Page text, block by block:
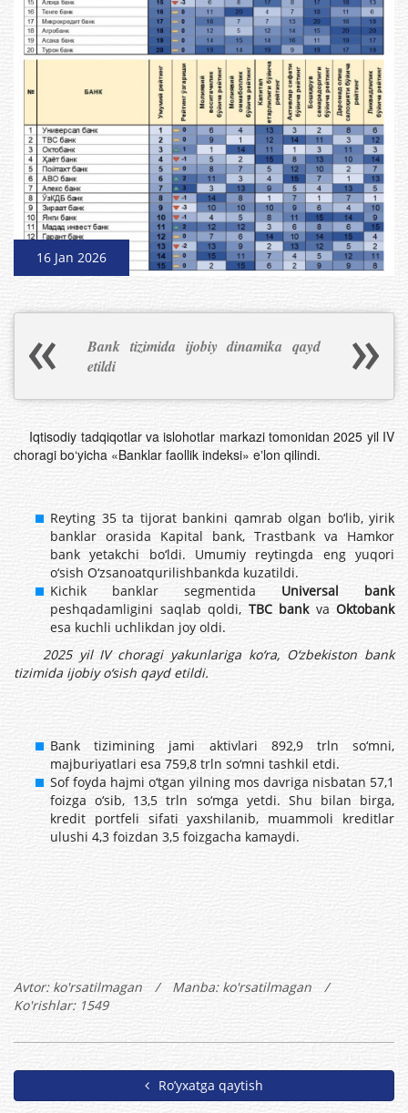
16 Jan 2026
Bank tizimida ijobiy dinamika qayd
etildi
Iqtisodiy tadqiqotlar va islohotlar markazi tomonidan 2025 yil IV
choragi bo‘yicha «Banklar faollik indeksi» eʼlon qilindi.
Reyting 35 ta tijorat bankini qamrab olgan bo‘lib, yirik
banklar orasida Kapital bank, Trastbank va Hamkor
bank yetakchi bo‘ldi. Umumiy reytingda eng yuqori
o‘sish O‘zsanoatqurilishbankda kuzatildi.
Kichik banklar segmentida Universal bank
peshqadamligini saqlab qoldi, TВС bankva Oktobank
esa kuchli uchlikdan joy oldi.
2025 yil IV choragi yakunlariga ko‘ra, O‘zbekiston bank
tizimida ijobiy o‘sish qayd etildi.
Bank tizimining jami aktivlari 892,9 trln so‘mni,
majburiyatlari esa 759,8 trln so‘mni tashkil etdi.
Sof foyda hajmi o‘tgan yilning mos davriga nisbatan 57,1
foizga o‘sib, 13,5 trln so‘mga yetdi. Shu bilan birga,
kredit portfeli sifati yaxshilanib, muammoli kreditlar
ulushi 4,3 foizdan 3,5 foizgacha kamaydi.
Avtor: ko'rsatilmagan / Manba: ko'rsatilmagan
/
Ko'rishlar: 1549
Ro’yxatga qaytish